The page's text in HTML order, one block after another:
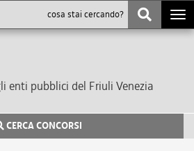
enti pubblici del Friuli Venezia
CERCA CONCORSI